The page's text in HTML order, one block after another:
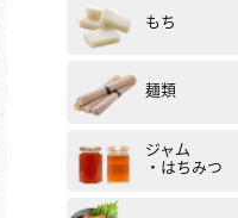
もち
麺類
ジャム
・はちみつ